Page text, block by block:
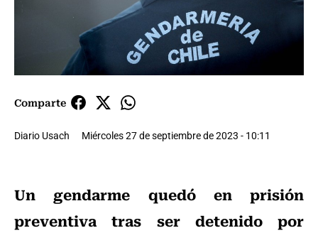
Comparte
Diario Usach Miércoles 27 de septiembre de 2023 - 10:11
Un gendarme quedó en prisión
preventiva tras ser detenido por